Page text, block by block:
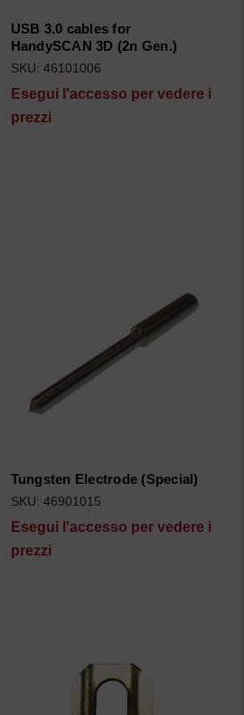
USB 3.0 cables for
HandySCAN 3D (2n Gen.)
SKU: 46101006
Esegui l'accesso per vedere i
prezzi
Tungsten Electrode (Special)
SKU: 46901015
Esegui l'accesso per vedere i
prezzi